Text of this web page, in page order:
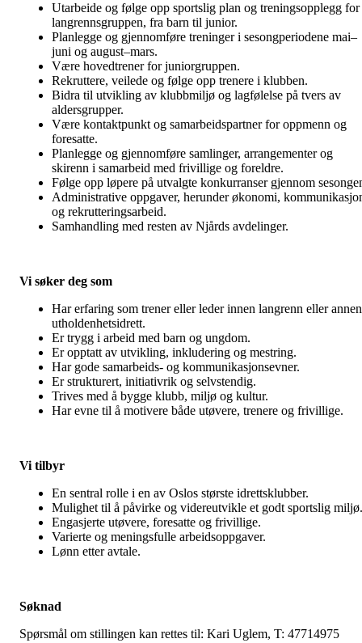
Utarbeide og følge opp sportslig plan og treningsopplegg for
langrennsgruppen, fra barn til junior.
Planlegge og gjennomføre treninger i sesongperiodene mai–
juni og august–mars.
Være hovedtrener for juniorgruppen.
Rekruttere, veilede og følge opp trenere i klubben.
Bidra til utvikling av klubbmiljø og lagfølelse på tvers av
aldersgrupper.
Være kontaktpunkt og samarbeidspartner for oppmenn og
foresatte.
Planlegge og gjennomføre samlinger, arrangementer og
skirenn i samarbeid med frivillige og foreldre.
Følge opp løpere på utvalgte konkurranser gjennom
Administrative oppgaver, herunder økonomi,
og rekrutteringsarbeid.
Samhandling med resten av Njårds avdelinger.
Vi søker deg som
Har erfaring som trener eller leder innen langrenn eller annen
utholdenhetsidrett.
Er trygg i arbeid med barn og ungdom.
Er opptatt av utvikling, inkludering og mestring.
Har gode samarbeids- og kommunikasjonsevner.
Er strukturert, initiativrik og selvstendig.
Trives med å bygge klubb, miljø og kultur.
Har evne til å motivere både utøvere, trenere og frivillige.
Vi tilbyr
En sentral rolle i en av Oslos største idrettsklubber.
Mulighet til å påvirke og videreutvikle et godt sportslig miljø.
Engasjerte utøvere, foresatte og frivillige.
Varierte og meningsfulle arbeidsoppgaver.
Lønn etter avtale.
Søknad
Spørsmål om stillingen kan rettes til: Kari Uglem, T: 47714975